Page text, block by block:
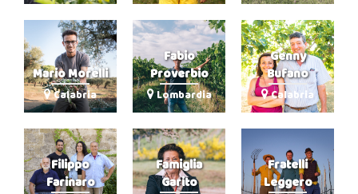
Mario Morelli
Calabria
Fabio
Proverbio
Lombardia
Genny
Bufano
Calabria
Filippo
Farinaro
Famiglia
Garito
Fratelli
Leggero